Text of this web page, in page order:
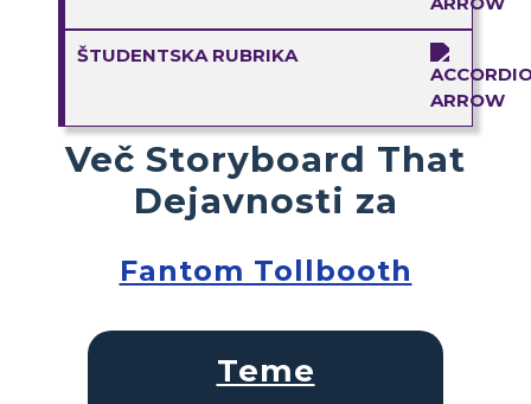
ŠTUDENTSKA RUBRIKA
Več Storyboard That
Dejavnosti za
Fantom Tollbooth
Teme